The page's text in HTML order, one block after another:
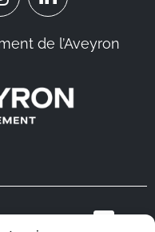
de l’Aveyron